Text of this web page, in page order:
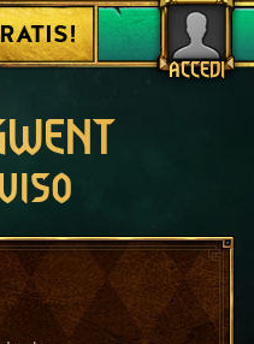
ACCEDI